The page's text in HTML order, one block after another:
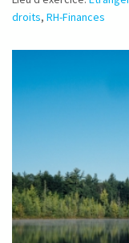
droits, RH-Finances